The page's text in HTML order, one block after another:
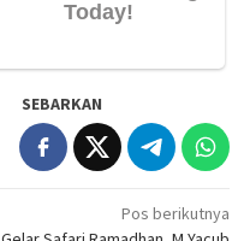
SEBARKAN
Pos berikutnya